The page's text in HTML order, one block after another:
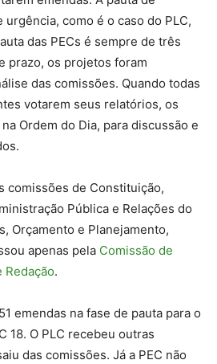
como é o caso do PLC,
das PECs é sempre de três
prazo, os projetos foram
das comissões. Quando todas
votarem seus relatórios, os
Ordem do Dia, para discussão e
comissões de Constituição,
Pública e Relações do
Orçamento e Planejamento,
apenas pela Comissão de
Redação.
emendas na fase de pauta para o
18. O PLC recebeu outras
das comissões. Já a PEC não